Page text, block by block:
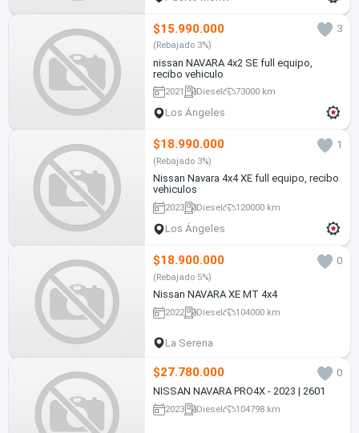
$15.990.000 3
(Rebajado 3%)
nissan NAVARA 4x2 SE full equipo,
recibo vehiculo
2021 Diesel 73000 km
Los Ángeles
$18.990.000 1
(Rebajado 3%)
Nissan Navara 4x4 XE full equipo, recibo
vehiculos
2023 Diesel 120000 km
Los Ángeles
$18.900.000 0
(Rebajado 5%)
Nissan NAVARA XE MT 4x4
2022 Diesel 104000 km
La Serena
$27.780.000
0
NISSAN NAVARA PRO4X - 2023 | 2601
2023 Diesel 104798 km